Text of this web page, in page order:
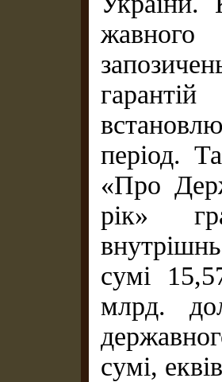
жавного
період.
«Про
рік»
сумі
млрд.
сумі,